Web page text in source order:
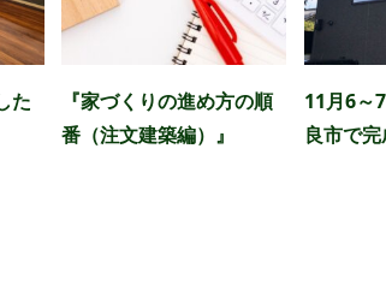
た
『家づくりの進め方の順
番（注文建築編）』
11月6～
良市で